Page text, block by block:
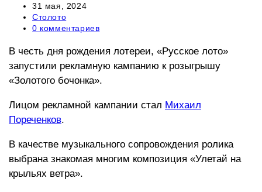
Запись
опубликована:
31 мая, 2024
Рубрика
записи:
Столото
Комментарии
записи:
0 комментариев
В честь дня рождения лотереи, «Русское лото»
запустили рекламную кампанию к розыгрышу
«Золотого бочонка».
Лицом рекламной кампании стал Михаил
Пореченков.
В качестве музыкального сопровождения ролика
выбрана знакомая многим композиция «Улетай на
крыльях ветра».